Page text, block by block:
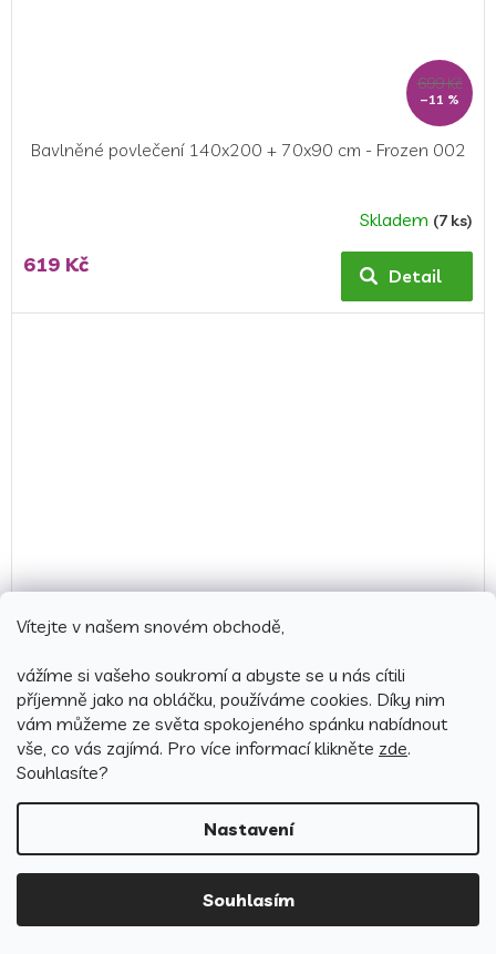
Vítejte v našem snovém obchodě,
vážíme si vašeho soukromí a abyste se u nás cítili
příjemně jako na obláčku, používáme cookies. Díky nim
vám můžeme ze světa spokojeného spánku nabídnout
vše, co vás zajímá. Pro více informací klikněte zde.
Souhlasíte?
Nastavení
Souhlasím
699 Kč
–11 %
Bavlněné povlečení 140x200 + 70x90 cm - Frozen 002
Skladem (7 ks)
619 Kč Detail
Bavlněné povlečení 140x200 + 70x90 cm - Frozen 01
Průměrné
hodnocení
produktu
4,5
hvězdiček.
Skladem
599 Kč